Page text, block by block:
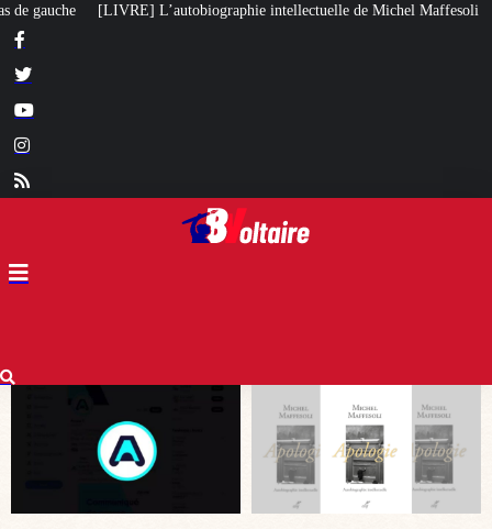
intellectuelle de Michel Maffesoli Pour regagner son influence en